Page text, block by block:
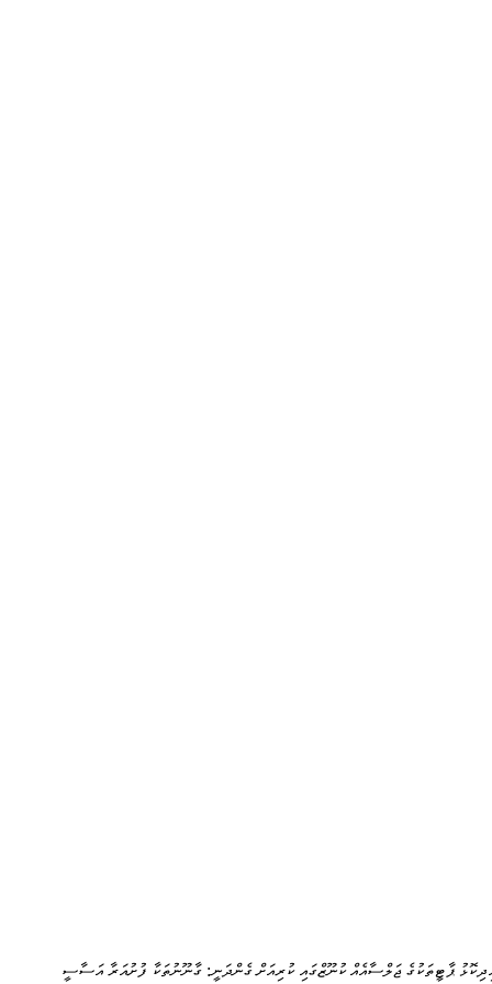
ޕާޓީތަކުގެ ޖަލްސާއެއް ކުނޫޒްގައި ކުރިއަށް ގެންދަނީ: ގާނޫނުތަކާ ފުށުއަރާ އަސާސީ